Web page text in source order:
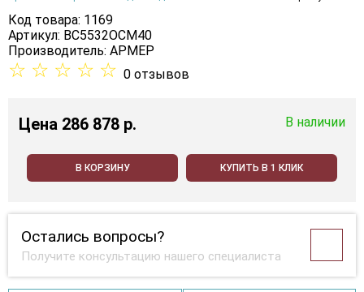
Код товара: 1169
Артикул: ВС5532ОСМ40
Производитель: АРМЕР
☆ ☆ ☆ ☆ ☆ 0 отзывов
Цена 286 878 p. В наличии
В КОРЗИНУ КУПИТЬ В 1 КЛИК
Остались вопросы?
Получите консультацию нашего специалиста